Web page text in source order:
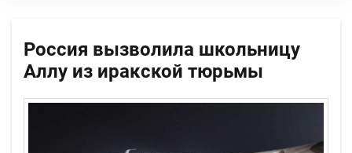
Россия вызволила школьницу
Аллу из иракской тюрьмы